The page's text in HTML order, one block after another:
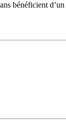
bénéficient